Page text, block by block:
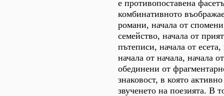
е противопоставена
комбинативното
романи, начала от
семейство, начала от
пътеписи, начала от есета,
начала от начала, начала
обединени от
знаковост, в която
звученето на поезията. В